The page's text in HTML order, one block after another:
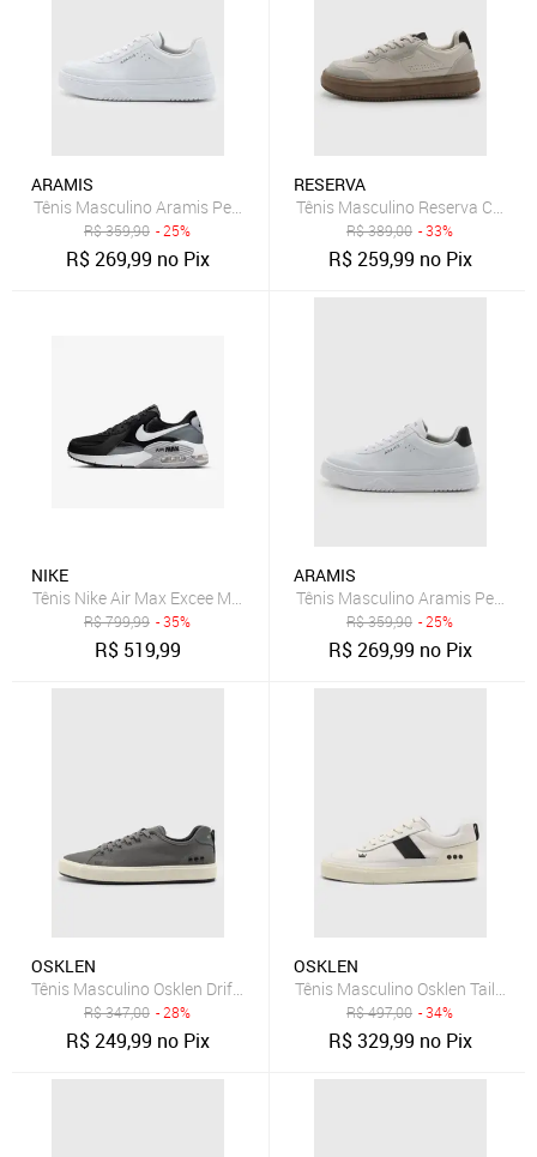
ARAMIS
Tênis Masculino Aramis Peak Road Branco
R$359,90 - 25%
R$269,99 no Pix
RESERVA
Tênis Masculino Reserva Cano
R$389,00 - 33%
R$259,99 no Pix
NIKE
Tênis Nike Air Max Excee Masculino
R$799,99 - 35%
R$ 519,99
ARAMIS
Tênis Masculino Aramis Peak
R$359,90 - 25%
R$269,99 no Pix
OSKLEN
Tênis Masculino Osklen Drift Cinza
R$347,00 - 28%
R$249,99 no Pix
OSKLEN
Tênis Masculino Osklen Tail
R$497,00 - 34%
R$329,99 no Pix